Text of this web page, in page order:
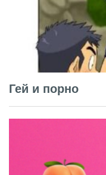
Гей и порно